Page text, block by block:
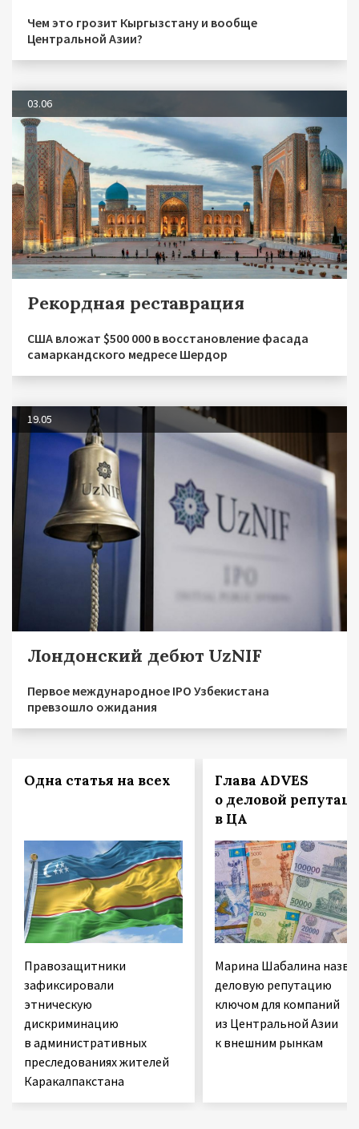
Чем это грозит Кыргызстану и вообще
Центральной Азии?
03.06
Рекордная реставрация
США вложат $500 000 в восстановление фасада
самаркандского медресе Шердор
19.05
Лондонский дебют UzNIF
Первое международное IPO Узбекистана
превзошло ожидания
Одна статья на всех
Правозащитники
зафиксировали
этническую
дискриминацию
в административных
преследованиях жителей
Каракалпакстана
Глава ADVES
о деловой
в ЦА
Марина Шабалина
деловую репутацию
ключом для компаний
из Центральной Азии
к внешним рынкам